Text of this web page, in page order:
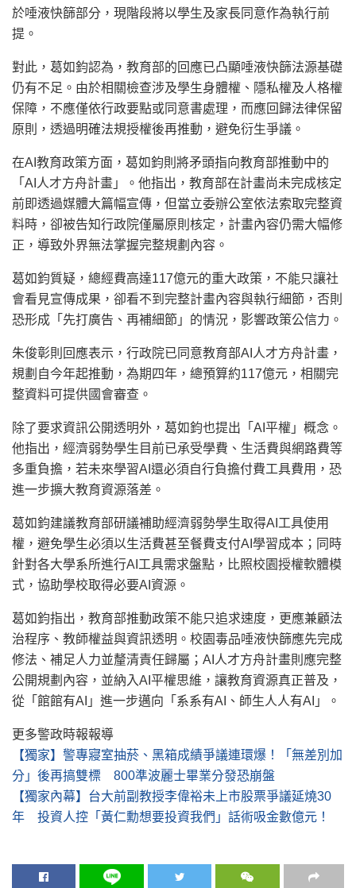
於唾液快篩部分，現階段將以學生及家長同意作為執行前
提。
對此，葛如鈞認為，教育部的回應已凸顯唾液快篩法源基礎
仍有不足。由於相關檢查涉及學生身體權、隱私權及人格權
保障，不應僅依行政要點或同意書處理，而應回歸法律保留
原則，透過明確法規授權後再推動，避免衍生爭議。
在AI教育政策方面，葛如鈞則將矛頭指向教育部推動中的
「AI人才方舟計畫」。他指出，教育部在計畫尚未完成核定
前即透過媒體大篇幅宣傳，但當立委辦公室依法索取完整資
料時，卻被告知行政院僅屬原則核定，計畫內容仍需大幅修
正，導致外界無法掌握完整規劃內容。
葛如鈞質疑，總經費高達117億元的重大政策，不能只讓社
會看見宣傳成果，卻看不到完整計畫內容與執行細節，否則
恐形成「先打廣告、再補細節」的情況，影響政策公信力。
朱俊彰則回應表示，行政院已同意教育部AI人才方舟計畫，
規劃自今年起推動，為期四年，總預算約117億元，相關完
整資料可提供國會審查。
除了要求資訊公開透明外，葛如鈞也提出「AI平權」概念。
他指出，經濟弱勢學生目前已承受學費、生活費與網路費等
多重負擔，若未來學習AI還必須自行負擔付費工具費用，恐
進一步擴大教育資源落差。
葛如鈞建議教育部研議補助經濟弱勢學生取得AI工具使用
權，避免學生必須以生活費甚至餐費支付AI學習成本；同時
針對各大學系所進行AI工具需求盤點，比照校園授權軟體模
式，協助學校取得必要AI資源。
葛如鈞指出，教育部推動政策不能只追求速度，更應兼顧法
治程序、教師權益與資訊透明。校園毒品唾液快篩應先完成
修法、補足人力並釐清責任歸屬；AI人才方舟計畫則應完整
公開規劃內容，並納入AI平權思維，讓教育資源真正普及，
從「館館有AI」進一步邁向「系系有AI、師生人人有AI」。
更多警政時報報導
【獨家】警專寢室抽菸、黑箱成績爭議連環爆！「無差別加
分」後再搞雙標 800準波麗士畢業分發恐崩盤
【獨家內幕】台大前副教授李偉裕未上市股票爭議延燒30
年 投資人控「黃仁勳想要投資我們」話術吸金數億元！